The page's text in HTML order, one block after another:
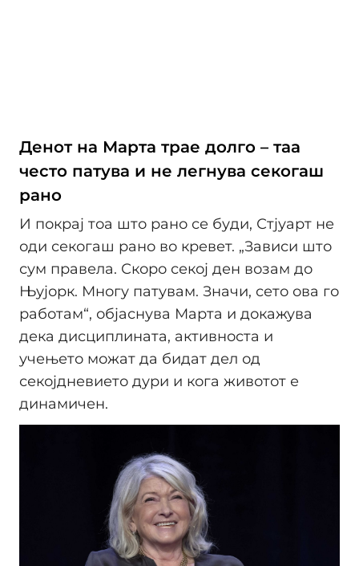
Денот на Марта трае долго – таа
често патува и не легнува секогаш
рано
И покрај тоа што рано се буди, Стјуарт не
оди секогаш рано во кревет. „Зависи што
сум правела. Скоро секој ден возам до
Њујорк. Многу патувам. Значи, сето ова го
работам“, објаснува Марта и докажува
дека дисциплината, активноста и
учењето можат да бидат дел од
секојдневието дури и кога животот е
динамичен.